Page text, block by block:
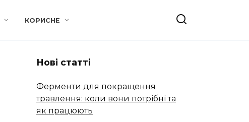
КОРИСНЕ
Нові статті
Ферменти для покращення
травлення: коли вони потрібні та
як працюють